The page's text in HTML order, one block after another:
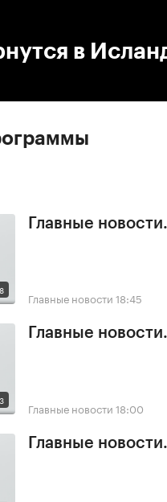
в
Главные
Главные новости 18:45
Главные
Главные новости 18:00
Главные